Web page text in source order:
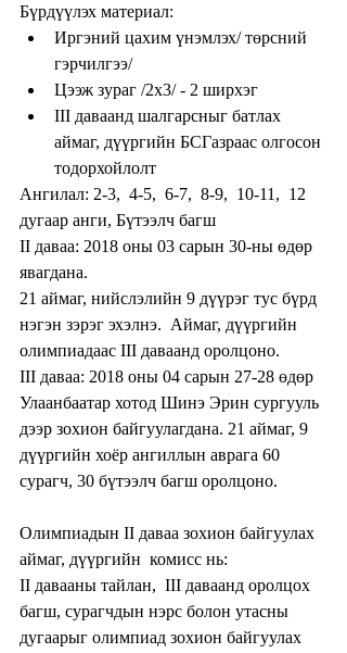
Бүрдүүлэх материал:
Иргэний цахим үнэмлэх/ төрсний
гэрчилгээ/
Цээж зураг /2х3/ - 2 ширхэг
III даваанд шалгарсныг батлах
аймаг, дүүргийн БСГазраас олгосон
тодорхойлолт
Ангилал: 2-3,  4-5,  6-7,  8-9,  10-11,  12
дугаар анги, Бүтээлч багш
II даваа: 2018 оны 03 сарын 30-ны өдөр
явагдана.
21 аймаг, нийслэлийн 9 дүүрэг тус бүрд
нэгэн зэрэг эхэлнэ.  Аймаг, дүүргийн
олимпиадаас III даваанд оролцоно.
III даваа: 2018 оны 04 сарын 27-28 өдөр
Улаанбаатар хотод Шинэ Эрин сургууль
дээр зохион байгуулагдана. 21 аймаг, 9
дүүргийн хоёр ангиллын аврага 60
сурагч, 30 бүтээлч багш оролцоно.
Олимпиадын II даваа зохион байгуулах
аймаг, дүүргийн  комисс нь:
II давааны тайлан,  III даваанд оролцох
багш, сурагчдын нэрс болон утасны
дугаарыг олимпиад зохион байгуулах